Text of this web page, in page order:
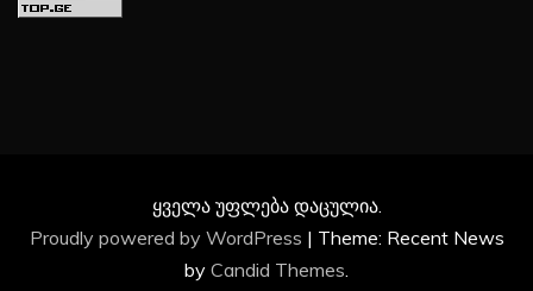
ყველა უფლება დაცულია.
Proudly powered by WordPress | Theme: Recent News
by Candid Themes